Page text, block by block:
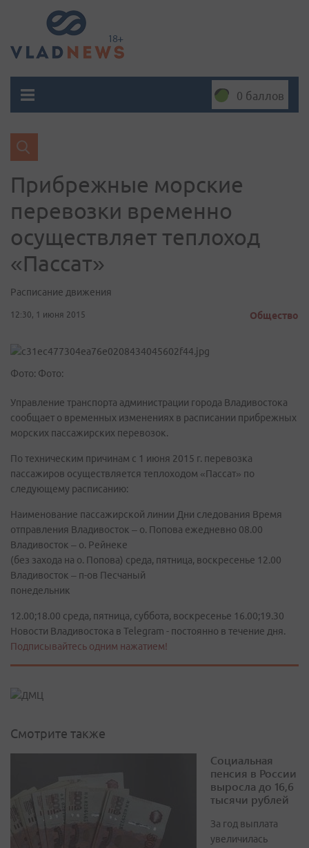
0 баллов
Прибрежные морские
перевозки временно
осуществляет теплоход
«Пассат»
Расписание движения
12:30, 1 июня 2015 Общество
Фото: Фото:
Управление транспорта администрации города Владивостока
сообщает о временных изменениях в расписании прибрежных
морских пассажирских перевозок.
По техническим причинам с 1 июня 2015 г. перевозка
пассажиров осуществляется теплоходом «Пассат» по
следующему расписанию:
Наименование пассажирской линии Дни следования Время
отправления Владивосток – о. Попова ежедневно 08.00
Владивосток – о. Рейнеке
(без захода на о. Попова) среда, пятница, воскресенье 12.00
Владивосток – п-ов Песчаный
понедельник
12.00;18.00 среда, пятница, суббота, воскресенье 16.00;19.30
Новости Владивостока в Telegram - постоянно в течение дня.
Подписывайтесь одним нажатием!
Смотрите также
Социальная
пенсия в России
выросла до 16,6
тысячи рублей
За год выплата
увеличилась